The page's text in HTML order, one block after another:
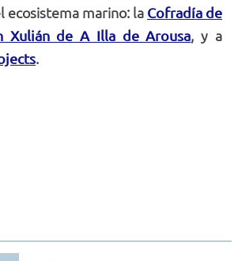
ecosistema marino: la Cofradía de
Xulián de A Illa de Arousa, y a
.